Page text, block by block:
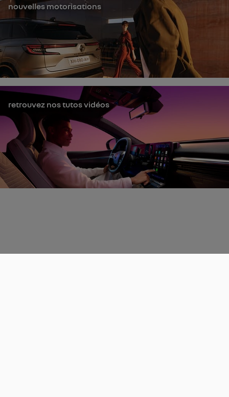
nouvelles motorisations
retrouvez nos tutos vidéos